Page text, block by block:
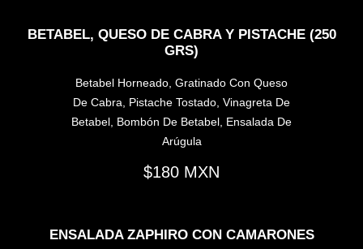
BETABEL, QUESO DE CABRA Y PISTACHE (250
GRS)
Betabel Horneado, Gratinado Con Queso
De Cabra, Pistache Tostado, Vinagreta De
Betabel, Bombón De Betabel, Ensalada De
Arúgula
180
ENSALADA ZAPHIRO CON CAMARONES